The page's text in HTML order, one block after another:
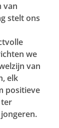
van
stelt ons
we
van
elk
positieve